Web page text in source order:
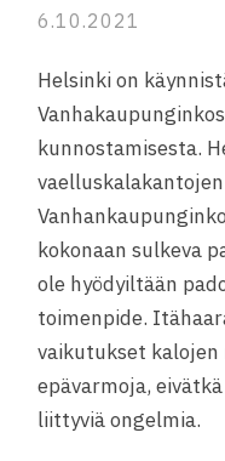
6.10.2021
Helsinki on
kunnostamisesta.
kokonaan sulkeva
ole hyödyiltään
toimenpide.
vaikutukset
epävarmoja,
liittyviä ongelmia.